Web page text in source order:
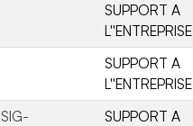
SUPPORT A
L''ENTREPRISE
SUPPORT A
L''ENTREPRISE
SUPPORT A